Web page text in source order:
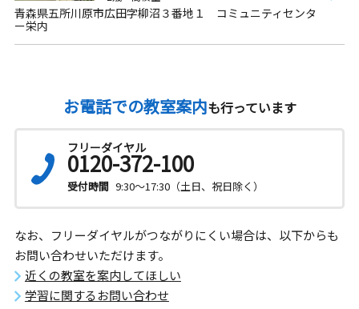
青森県五所川原市広田字柳沼３番地１ コミュニティセンタ
ー栄内
お電話での教室案内も行っています
フリーダイヤル
0120-372-100
受付時間 9:30～17:30（土日、祝日除く）
なお、フリーダイヤルがつながりにくい場合は、以下からも
お問い合わせいただけます。
近くの教室を案内してほしい
学習に関するお問い合わせ